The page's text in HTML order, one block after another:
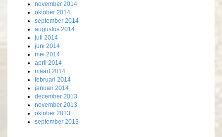
november 2014
oktober 2014
september 2014
augustus 2014
juli 2014
juni 2014
mei 2014
april 2014
maart 2014
februari 2014
januari 2014
december 2013
november 2013
oktober 2013
september 2013